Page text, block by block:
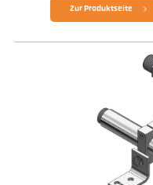
Zur Produktseite